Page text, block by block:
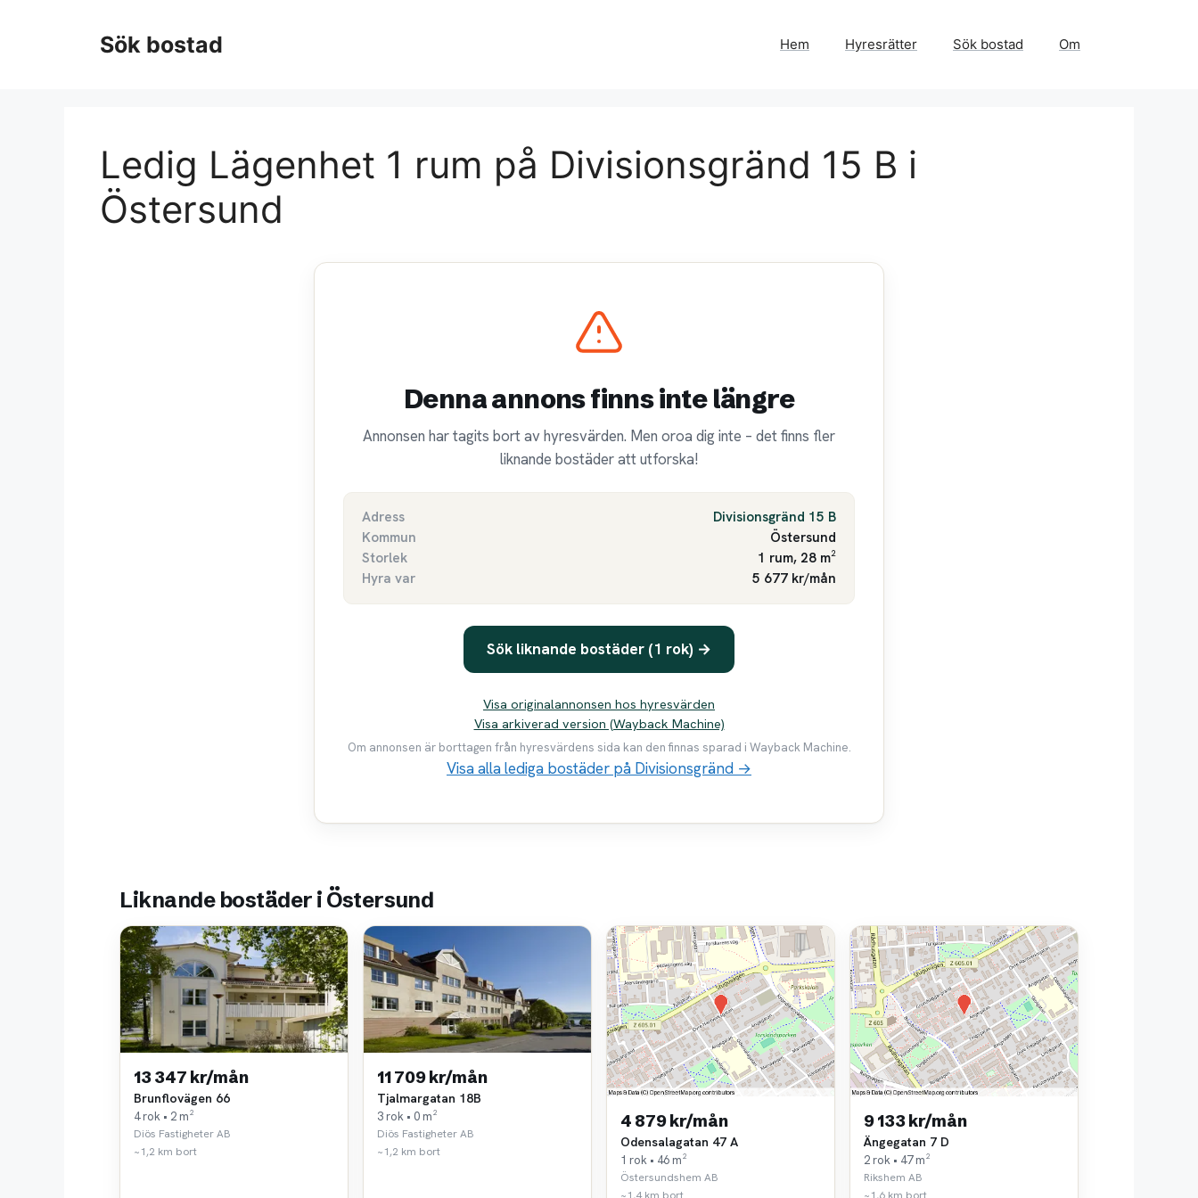
Sök bostad Hem Hyresrätter Sök bostad Om
Ledig Lägenhet 1 rum på Divisionsgränd 15 B i
Östersund
Denna annons finns inte längre
Annonsen har tagits bort av hyresvärden. Men oroa dig inte – det finns fler
liknande bostäder att utforska!
Adress
Divisionsgränd 15 B
Kommun
Östersund
Storlek
1 rum, 28 m²
Hyra var
5 677 kr/mån
Sök liknande bostäder (1 rok) →
Visa originalannonsen hos hyresvärden
Visa arkiverad version (Wayback Machine)
Om annonsen är borttagen från hyresvärdens sida kan den finnas sparad i Wayback Machine.
Visa alla lediga bostäder på Divisionsgränd →
Liknande bostäder i Östersund
13 347 kr/mån
Brunflovägen 66
4 rok • 2 m²
Diös Fastigheter AB
~1,2 km bort
11 709 kr/mån
Tjalmargatan 18B
3 rok • 0 m²
Diös Fastigheter AB
~1,2 km bort
4 879 kr/mån
Odensalagatan 47 A
1 rok • 46 m²
Östersundshem AB
9 133 kr/mån
Ängegatan 7 D
2 rok • 47 m²
Rikshem AB